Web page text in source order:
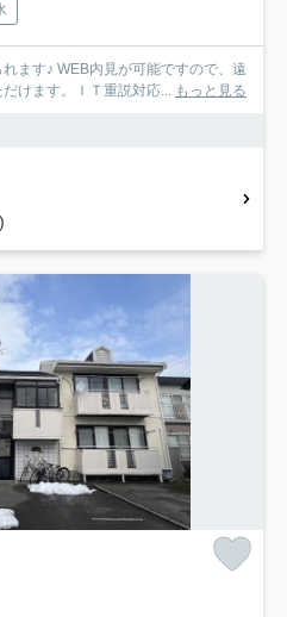
ます♪ WEB内見が可能ですので、遠
けます。ＩＴ重説対応... もっと見る